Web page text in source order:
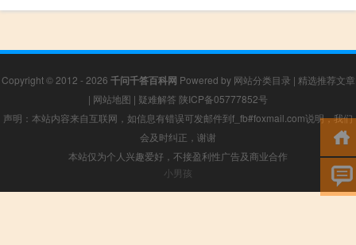
Copyright © 2012 - 2026 千问千答百科网 Powered by 网站分类目录 | 精选推荐文章
| 网站地图 | 疑难解答 陕ICP备05777852号
声明：本站内容来自互联网，如信息有错误可发邮件到f_fb#foxmail.com说明，我们
会及时纠正，谢谢
本站仅为个人兴趣爱好，不接盈利性广告及商业合作
小男孩